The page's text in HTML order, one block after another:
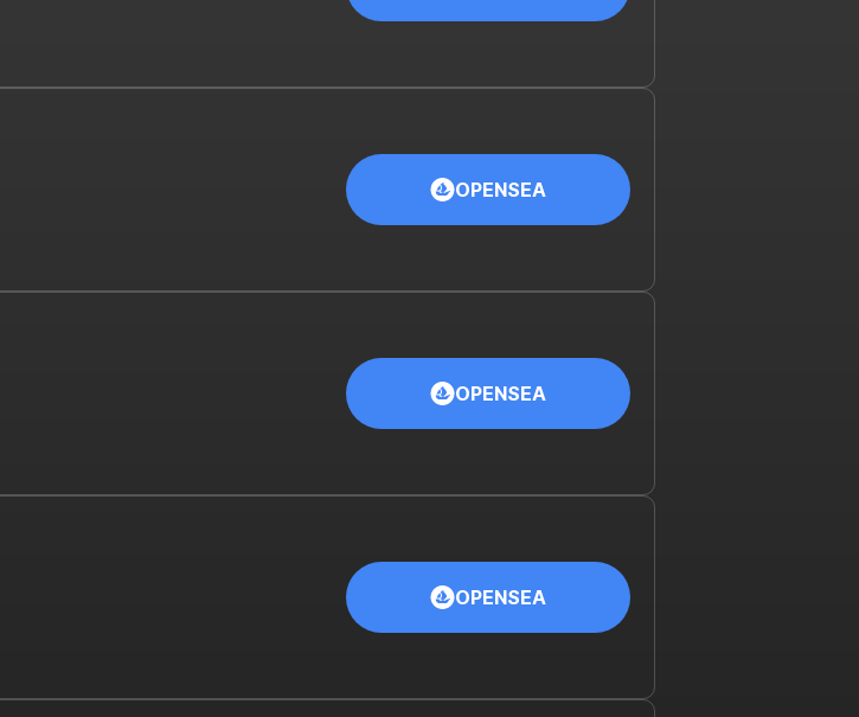
OPENSEA
OPENSEA
OPENSEA